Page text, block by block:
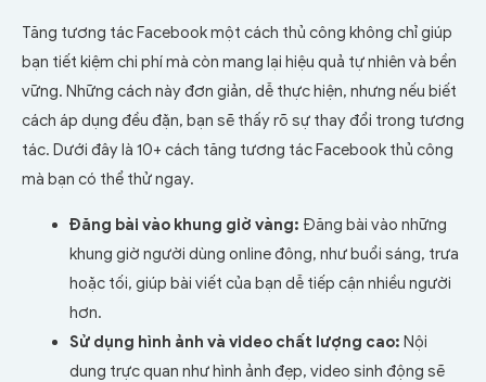
Tăng tương tác Facebook một cách thủ công không chỉ giúp
bạn tiết kiệm chi phí mà còn mang lại hiệu quả tự nhiên và bền
vững. Những cách này đơn giản, dễ thực hiện, nhưng nếu biết
cách áp dụng đều đặn, bạn sẽ thấy rõ sự thay đổi trong tương
tác. Dưới đây là 10+ cách tăng tương tác Facebook thủ công
mà bạn có thể thử ngay.
Đăng bài vào khung giờ vàng: Đăng bài vào những
khung giờ người dùng online đông, như buổi sáng, trưa
hoặc tối, giúp bài viết của bạn dễ tiếp cận nhiều người
hơn.
Sử dụng hình ảnh và video chất lượng cao: Nội
dung trực quan như hình ảnh đẹp, video sinh động sẽ